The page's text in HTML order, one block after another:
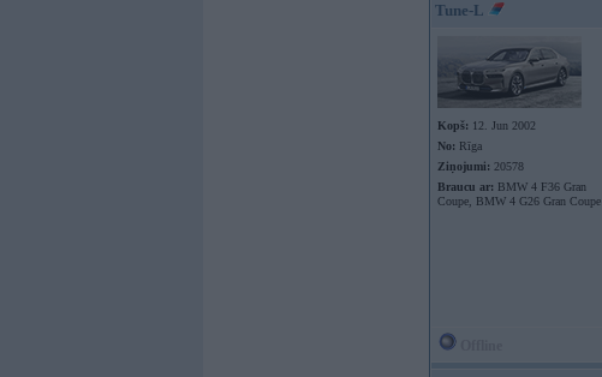
Tune-L
Kopš: 12. Jun 2002
No: Rīga
Ziņojumi: 20578
Braucu ar: BMW 4 F36 Gran
Coupe, BMW 4 G26 Gran Coupe